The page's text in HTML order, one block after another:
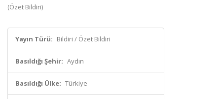
(Özet Bildiri)
Yayın Türü: Bildiri / Özet Bildiri
Basıldığı Şehir: Aydın
Basıldığı Ülke: Türkiye